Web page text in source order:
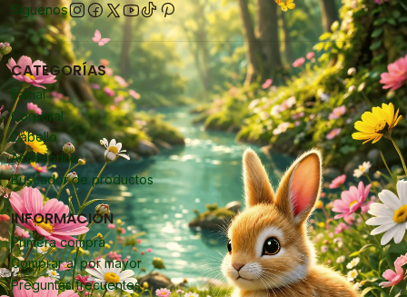
Síguenos
CATEGORÍAS
Facial
Corporal
Cabello
Accesorios
Buscador de productos
INFORMACIÓN
Primera compra
Comprar al por mayor
Preguntas frecuentes